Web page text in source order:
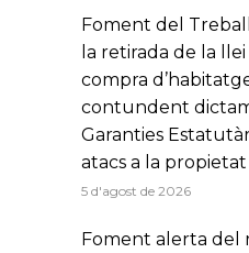
Foment del
la retirada de la
compra
contundent
Garanties
atacs a la
5 d'agost de 2026
Foment alerta del